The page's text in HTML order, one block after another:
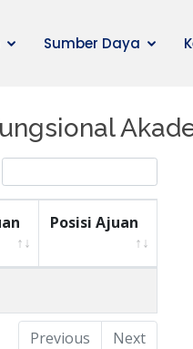
Sumber Daya
Posisi Ajuan
Previous Next